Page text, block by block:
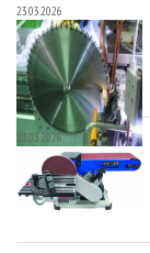
23.03.2026
23.03.2026